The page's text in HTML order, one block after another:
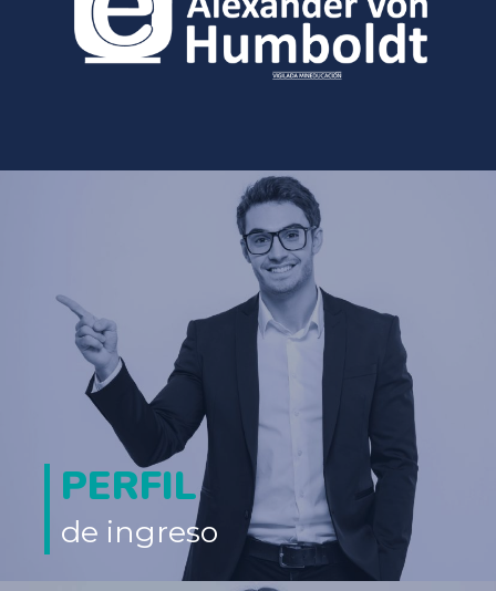
PERFIL
de ingreso